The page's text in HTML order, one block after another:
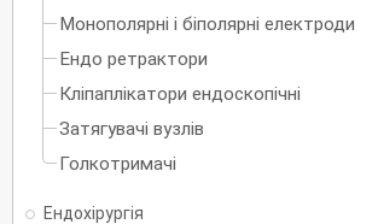
Монополярні і біполярні електроди
Ендо ретрактори
Кліпаплікатори ендоскопічні
Затягувачі вузлів
Голкотримачі
Ендохірургія